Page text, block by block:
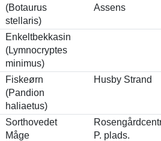
(Botaurus
stellaris)
Assens
Enkeltbekkasin
(Lymnocryptes
minimus)
Fiskeørn
(Pandion
haliaetus)
Husby Strand
Sorthovedet
Måge
P. plads.